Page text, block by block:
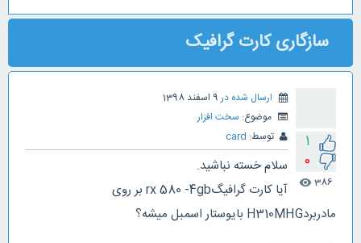
سازگاری کارت گرافیک
1
0
386
visibility
ارسال شده در 9 اسفند 1398
موضوع: سخت افزار
توسط: card
سلام خسته نباشید.
آیا کارت گرافیگrx 580 -4gb بر روی
مادربردH310MHG بایوستار اسمبل میشه؟